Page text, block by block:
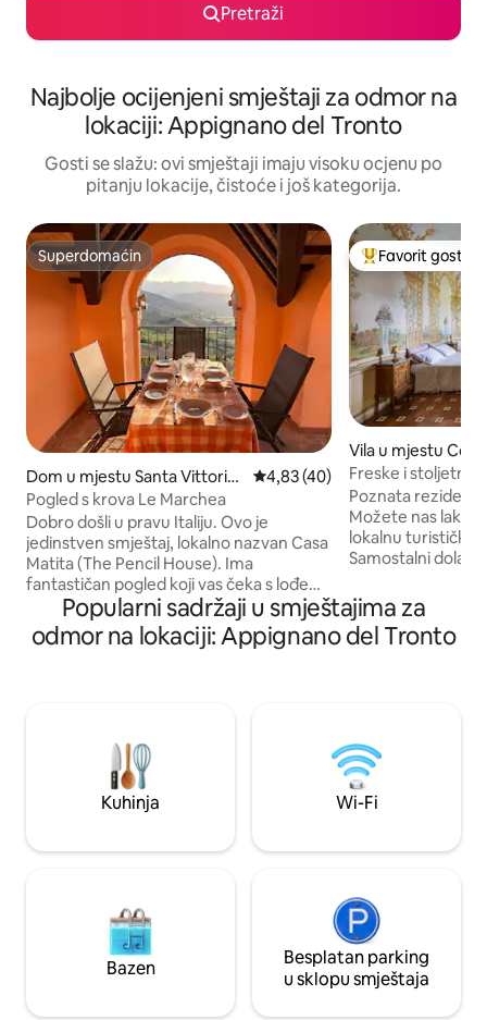
Pretraži
Najbolje ocijenjeni smještaji za odmor na
lokaciji: Appignano del Tronto
Gosti se slažu: ovi smještaji imaju visoku ocjenu po
pitanju lokacije, čistoće i još kategorija.
Superdomaćin
Superdomaćin
Dom u mjestu Santa Vittoria i
n Matenano
Prosječna ocjena: 4,83 od 5,
4,83 (40)
Pogled s krova Le Marchea
Dobro došli u pravu Italiju. Ovo je
jedinstven smještaj, lokalno nazvan Casa
Matita (The Pencil House). Ima
fantastičan pogled koji vas čeka s lođe
(natkrivena terasa). Opustite se, čitajte,
pijte prošek ili večerajte dok gledate
nevjerovatne zalaske sunca u mirnom
tri dvokrevetne sobe, parkingom 50m i
prodavnicama/pekara/taverna 200m.
Glavni favorit
Favorit gostiju
Vila u mjestu Colli
Freske i stoljetni
Poznata
Možete nas lako
lokalnu turističku
Samostalni
boravke
Cijela vila od preko 600
park od 2000 m²
peškiri i sapun su
Popularni sadržaji u smještajima za
odmor na lokaciji: Appignano del Tronto
Kuhinja Wi-Fi
Bazen
Besplatan parking
u sklopu smještaja